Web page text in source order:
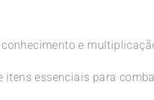
e
itens essenciais para